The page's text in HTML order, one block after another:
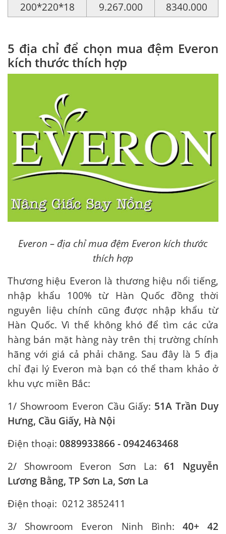
200*220*18
9.267.000 8340.000
5 địa chỉ để chọn mua đệm Everon
kích thước thích hợp
Everon – địa chỉ mua đệm Everon kích thước
thích hợp
Thương hiệu Everon là thương hiệu nổi tiếng,
nhập khẩu 100% từ Hàn Quốc đồng thời
nguyên liệu chính cũng được nhập khẩu từ
Hàn Quốc. Vì thế không khó để tìm các cửa
hàng bán mặt hàng này trên thị trường chính
hãng với giá cả phải chăng. Sau đây là 5 địa
chỉ đại lý Everon mà bạn có thể tham khảo ở
khu vực miền Bắc:
1/ Showroom Everon Cầu Giấy: 51A Trần Duy
Hưng, Cầu Giấy, Hà Nội
Điện thoại: 0889933866 - 0942463468
2/ Showroom Everon Sơn La: 61 Nguyễn
Lương Bằng, TP Sơn La, Sơn La
Điện thoại: 0212 3852411
3/ Showroom Everon Ninh Bình: 40+ 42